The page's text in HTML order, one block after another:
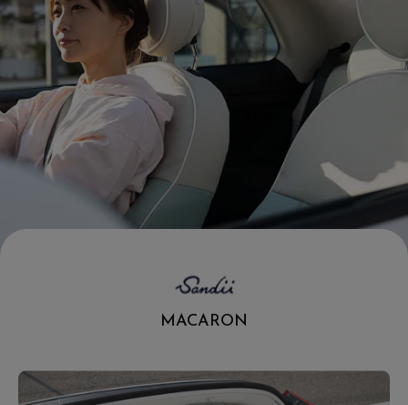
MACARON